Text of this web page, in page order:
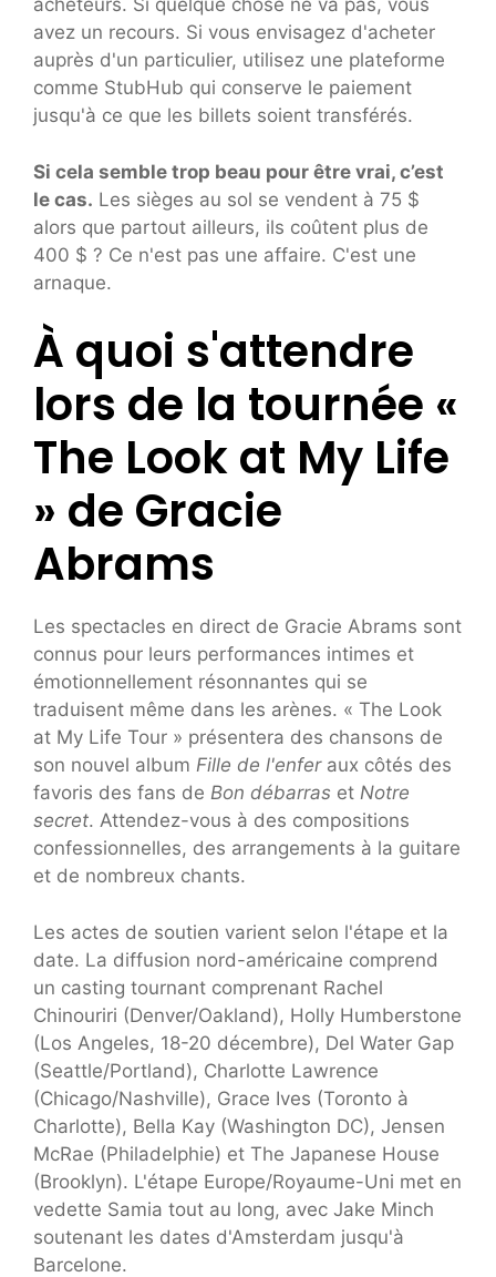
acheteurs. Si quelque chose ne va pas, vous
avez un recours. Si vous envisagez d'acheter
auprès d'un particulier, utilisez une plateforme
comme StubHub qui conserve le paiement
jusqu'à ce que les billets soient transférés.
Si cela semble trop beau pour être vrai, c’est
le cas. Les sièges au sol se vendent à 75 $
alors que partout ailleurs, ils coûtent plus de
400 $ ? Ce n'est pas une affaire. C'est une
arnaque.
À quoi s'attendre
lors de la tournée «
The Look at My Life
» de Gracie
Abrams
Les spectacles en direct de Gracie Abrams sont
connus pour leurs performances intimes et
émotionnellement résonnantes qui se
traduisent même dans les arènes. « The Look
at My Life Tour » présentera des chansons de
son nouvel album Fille de l'enferaux côtés des
favoris des fans de Bon débarras et Notre
secret. Attendez-vous à des compositions
confessionnelles, des arrangements à la guitare
et de nombreux chants.
Les actes de soutien varient selon l'étape et la
date. La diffusion nord-américaine comprend
un casting tournant comprenant Rachel
Chinouriri (Denver/Oakland), Holly Humberstone
(Los Angeles, 18-20 décembre), Del Water Gap
(Seattle/Portland), Charlotte Lawrence
(Chicago/Nashville), Grace Ives (Toronto à
Charlotte), Bella Kay (Washington DC), Jensen
McRae (Philadelphie) et The Japanese House
(Brooklyn). L'étape Europe/Royaume-Uni met en
vedette Samia tout au long, avec Jake Minch
soutenant les dates d'Amsterdam jusqu'à
Barcelone.